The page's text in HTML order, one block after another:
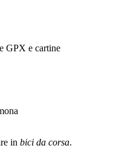
GPX e cartine
in bici da corsa.